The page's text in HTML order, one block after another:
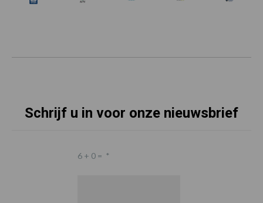
Schrijf u in voor onze nieuwsbrief
6 + 0 = *